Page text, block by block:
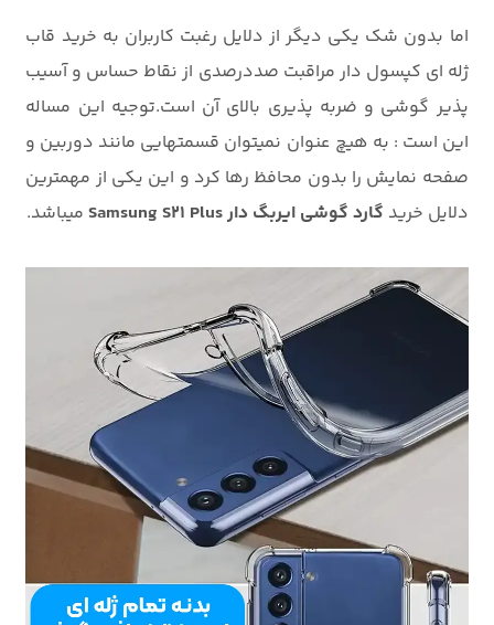
اما بدون شک یکی دیگر از دلایل رغبت کاربران به خرید قاب
ژله ای کپسول دار مراقبت صددرصدی از نقاط حساس و آسیب
پذیر گوشی و ضربه پذیری بالای آن است.توجیه این مساله
این است : به هیچ عنوان نمیتوان قسمتهایی مانند دوربین و
صفحه نمایش را بدون محافظ رها کرد و این یکی از مهمترین
دلایل خرید گارد گوشی ایربگ دار Samsung S21 Plus میباشد.